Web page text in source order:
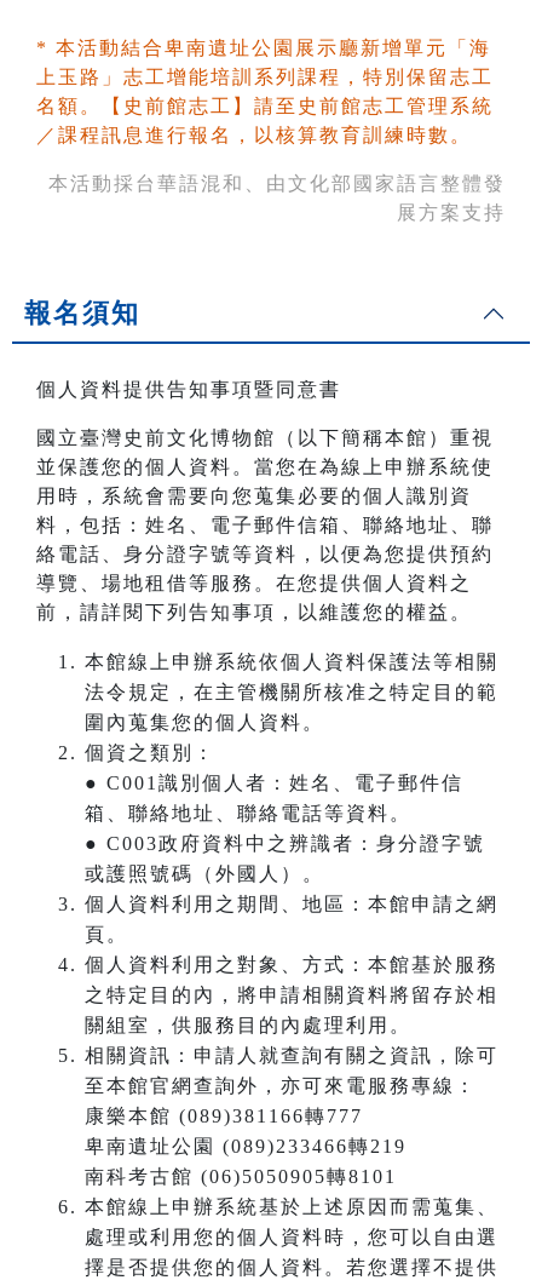
* 本活動結合卑南遺址公園展示廳新增單元「海
上玉路」志工增能培訓系列課程，特別保留志工
名額。【史前館志工】請至史前館志工管理系統
／課程訊息進行報名，以核算教育訓練時數。
本活動採台華語混和、由文化部國家語言整體發
展方案支持
報名須知
個人資料提供告知事項暨同意書
國立臺灣史前文化博物館（以下簡稱本館）重視
並保護您的個人資料。當您在為線上申辦系統使
用時，系統會需要向您蒐集必要的個人識別資
料，包括：姓名、電子郵件信箱、聯絡地址、聯
絡電話、身分證字號等資料，以便為您提供預約
導覽、場地租借等服務。在您提供個人資料之
前，請詳閱下列告知事項，以維護您的權益。
本館線上申辦系統依個人資料保護法等相關
法令規定，在主管機關所核准之特定目的範
圍內蒐集您的個人資料。
個資之類別：
● C001識別個人者：姓名、電子郵件信
箱、聯絡地址、聯絡電話等資料。
● C003政府資料中之辨識者：身分證字號
或護照號碼（外國人）。
個人資料利用之期間、地區：本館申請之網
頁。
個人資料利用之對象、方式：本館基於服務
之特定目的內，將申請相關資料將留存於相
關組室，供服務目的內處理利用。
相關資訊：申請人就查詢有關之資訊，除可
至本館官網查詢外，亦可來電服務專線：
康樂本館 (089)381166轉777
卑南遺址公園 (089)233466轉219
南科考古館 (06)5050905轉8101
本館線上申辦系統基於上述原因而需蒐集、
處理或利用您的個人資料時，您可以自由選
擇是否提供您的個人資料。若您選擇不提供